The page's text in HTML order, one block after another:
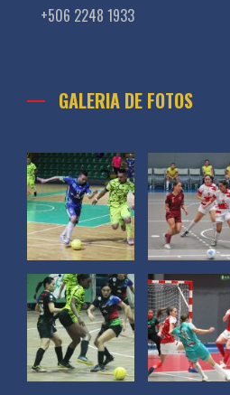
+506 2248 1933
GALERIA DE FOTOS